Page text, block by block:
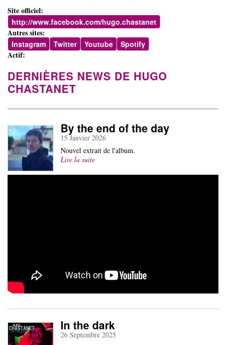
Site officiel:
http://www.facebook.com/hugo.chastanet
Autres sites:
Instagram Twitter Youtube Spotify
Actif:
DERNIÈRES NEWS DE HUGO
CHASTANET
By the end of the day
15 Janvier 2026
Nouvel extrait de l'album.
Lire la suite
In the dark
26 Septembre 2025